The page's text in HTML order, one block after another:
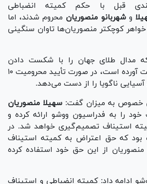
قبل با حکم کمیته انضباطی
وشهربانو منصوریان محروم شدند، اما
کوچکتر منصوریان‌ها تاوان سنگینی
مدال طلای جهان را با شکست دادن
ووشوکار چینی بدست آورده است، در صورت تأیید محرومیت ۱۰
ناگویا را از دست می‌دهد.
خصوص به میزان گفت: سهیلا منصوریان
را به فدراسیون ووشو ارائه کرده و
استیناف تصمیم‌گیری خواهد شد. در
بود که حق اعتراض به کمیته استیناف
منصوریان از این حق خود استفاده کرده
ادامه داد: کمیته انضباطی و استیناف